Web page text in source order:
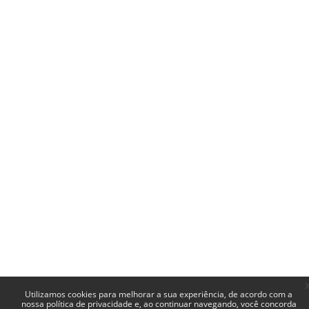
Utilizamos cookies para melhorar a sua experiência, de acordo com a
nossa política de privacidade e, ao continuar navegando, você concorda